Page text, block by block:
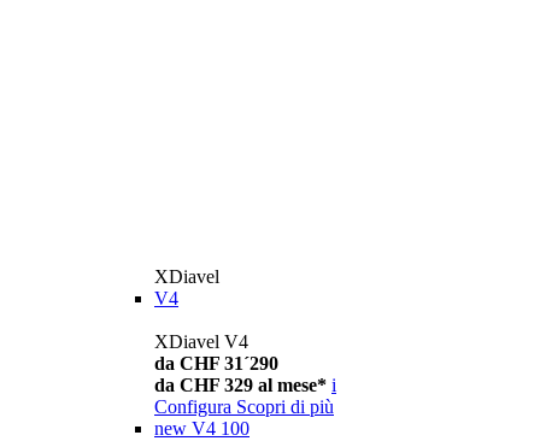
XDiavel
V4
XDiavel V4
da CHF 31´290
da CHF 329 al mese* i
Configura Scopri di più
new V4 100